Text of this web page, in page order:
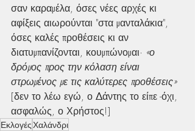
σαν καραμέλα, όσες νέες αρχές κι
αφίξεις αιωρούνται "στα μανταλάκια",
όσες καλές προθέσεις κι αν
διατυμπανίζονται, κουμπώνομαι· «ο
δρόμος προς την κόλαση είναι
στρωμένος με τις καλύτερες προθέσεις»
[δεν το λέω εγώ, ο Δάντης το είπε -όχι,
ασφαλώς, ο Χρήστος!]
ΕκλογέςΧαλάνδρι